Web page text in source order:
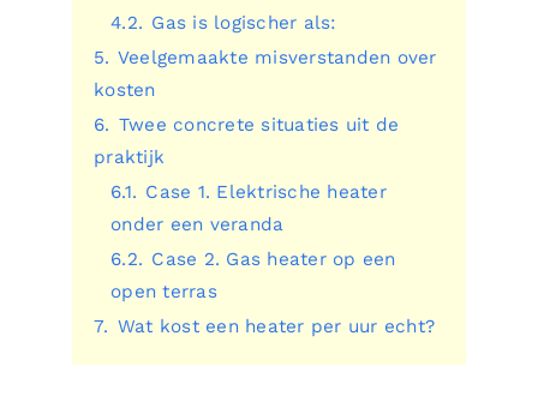
4.2. Gas is logischer als:
5. Veelgemaakte misverstanden over
kosten
6. Twee concrete situaties uit de
praktijk
6.1. Case 1. Elektrische heater
onder een veranda
6.2. Case 2. Gas heater op een
open terras
7. Wat kost een heater per uur echt?